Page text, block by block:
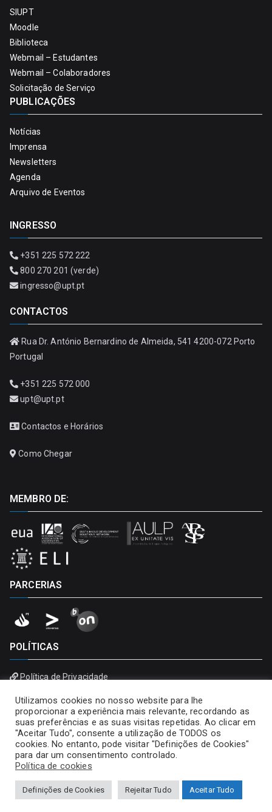
SIUPT
Moodle
Biblioteca
Webmail – Estudantes
Webmail – Colaboradores
Solicitação de Serviço
PUBLICAÇÕES
Notícias
Imprensa
Newsletters
Agenda
Arquivo de Eventos
INGRESSO
+351 225 572 222
800 270 201 (verde)
ingresso@upt.pt
CONTACTOS
Rua Dr. António Bernardino de Almeida, 541 4200-072 Porto
Portugal
+351 225 572 000
upt@upt.pt
Contactos e Horários
Como Chegar
MEMBRO DE:
PARCERIAS
POLÍTICAS
Política de Privacidade
Utilizamos cookies no nosso website para lhe
proporcionar a experiência mais relevante, recordando as
suas preferências e as suas visitas repetidas. Ao clicar em
"Aceitar Tudo", consente a utilização de TODOS os
cookies. No entanto, pode visitar "Definições de Cookies"
para dar um consentimento controlado.
Política de cookies
Definições de Cookies Rejeitar Tudo Aceitar Tudo